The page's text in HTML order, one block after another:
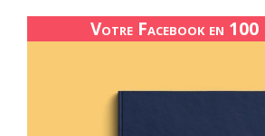
Votre Facebook en